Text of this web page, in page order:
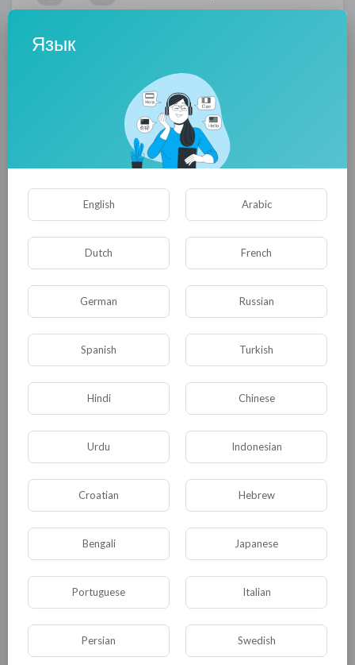
Комментариев нет
КАТЕГОРИИ
Общество Происшествия События
Спорт Комедия Развлечение
Новости и политика Культура
Флора и фауна ЖКХ История
Медицина Юмор Наука и образование
Религия Экономика Экология
Технологии Другая
Язык
English Arabic
Dutch French
German Russian
Spanish Turkish
Hindi Chinese
Urdu Indonesian
Croatian Hebrew
Bengali Japanese
Portuguese Italian
Persian Swedish